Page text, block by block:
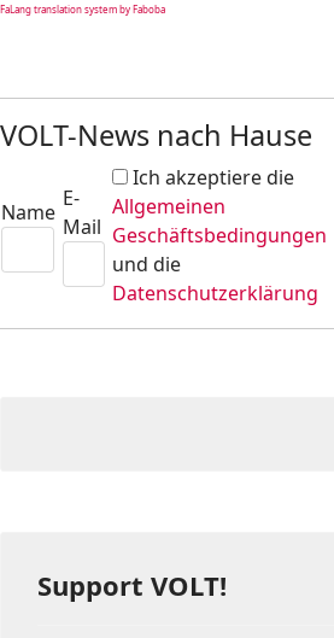
FaLang translation system by Faboba
VOLT-News nach Hause
Name
E-
Mail
Ich akzeptiere die
Allgemeinen
Geschäftsbedingungen
und die
Datenschutzerklärung
Support VOLT!